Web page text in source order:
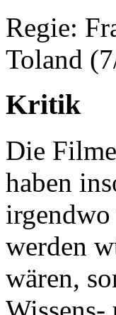
Regie:
Toland
Kritik
Die
haben
werden
wären,